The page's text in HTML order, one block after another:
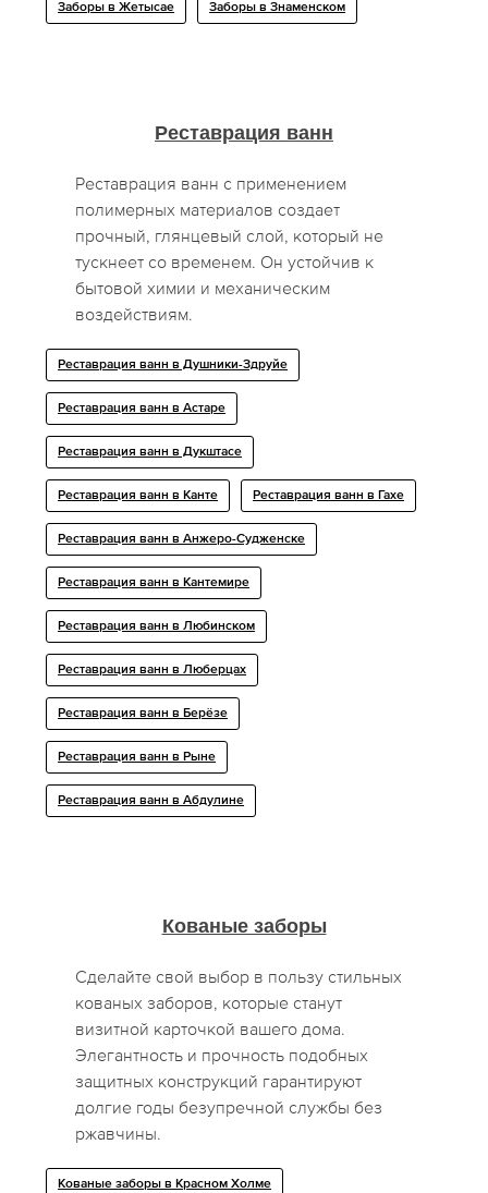
Заборы в Жетысае Заборы в Знаменском
Реставрация ванн
Реставрация ванн с применением
полимерных материалов создает
прочный, глянцевый слой, который не
тускнеет со временем. Он устойчив к
бытовой химии и механическим
воздействиям.
Реставрация ванн в Душники-Здруйе
Реставрация ванн в Астаре
Реставрация ванн в Дукштасе
Реставрация ванн в Канте Реставрация ванн в Гахе
Реставрация ванн в Анжеро-Судженске
Реставрация ванн в Кантемире
Реставрация ванн в Любинском
Реставрация ванн в Люберцах
Реставрация ванн в Берёзе
Реставрация ванн в Рыне
Реставрация ванн в Абдулине
Кованые заборы
Сделайте свой выбор в пользу стильных
кованых заборов, которые станут
визитной карточкой вашего дома.
Элегантность и прочность подобных
защитных конструкций гарантируют
долгие годы безупречной службы без
ржавчины.
Кованые заборы в Красном Холме